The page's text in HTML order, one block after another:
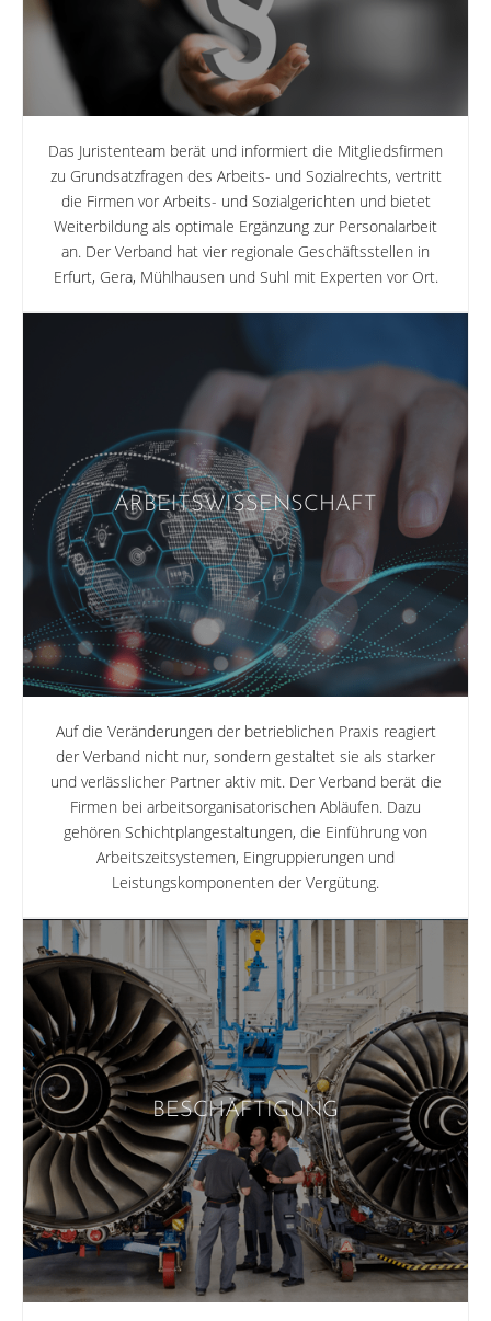
Das Juristenteam berät und informiert die Mitgliedsfirmen
zu Grundsatzfragen des Arbeits- und Sozialrechts, vertritt
die Firmen vor Arbeits- und Sozialgerichten und bietet
Weiterbildung als optimale Ergänzung zur Personalarbeit
an. Der Verband hat vier regionale Geschäftsstellen in
Erfurt, Gera, Mühlhausen und Suhl mit Experten vor Ort.
ARBEITSWISSENSCHAFT
Auf die Veränderungen der betrieblichen Praxis reagiert
der Verband nicht nur, sondern gestaltet sie als starker
und verlässlicher Partner aktiv mit. Der Verband berät die
Firmen bei arbeitsorganisatorischen Abläufen. Dazu
gehören Schichtplangestaltungen, die Einführung von
Arbeitszeitsystemen, Eingruppierungen und
Leistungskomponenten der Vergütung.
BESCHÄFTIGUNG